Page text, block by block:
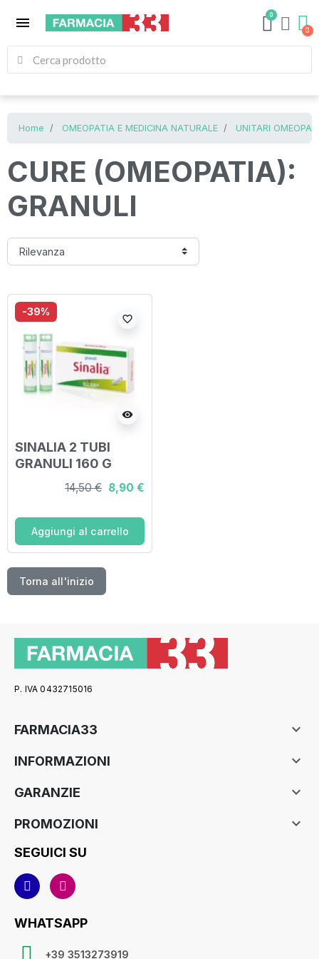
menu 0
Home OMEOPATIA E MEDICINA NATURALE UNITARI
CURE (OMEOPATIA):
GRANULI
-39%
visibility
favorite_border
SINALIA 2 TUBI
GRANULI 160 G
14,50 € 8,90 €
Aggiungi al carrello
Torna all'inizio
P. IVA 0432715016
FARMACIA33 
INFORMAZIONI 
GARANZIE 
PROMOZIONI 
SEGUICI SU
WHATSAPP
+39 3513273919